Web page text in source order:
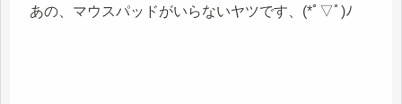
あの、マウスパッドがいらないヤツです、(*ﾟ▽ﾟ)ﾉ